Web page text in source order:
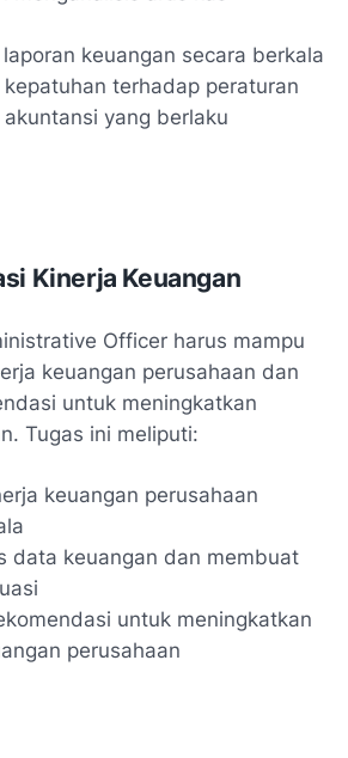
keuangan secara berkala
terhadap peraturan
yang berlaku
Kinerja Keuangan
Officer harus mampu
keuangan perusahaan dan
untuk meningkatkan
Tugas ini meliputi:
keuangan perusahaan
data keuangan dan membuat
untuk meningkatkan
perusahaan